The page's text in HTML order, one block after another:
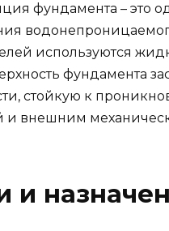
фундамента – это
используются
фундамента
стойкую к
и внешним
и